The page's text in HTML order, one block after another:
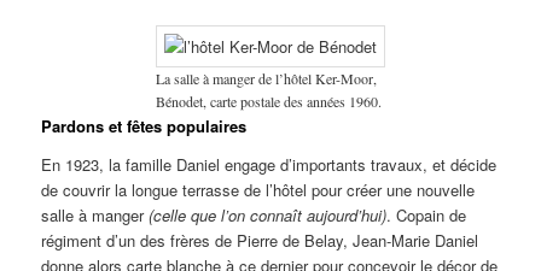
La salle à manger de l’hôtel Ker-Moor,
Bénodet, carte postale des années 1960.
Pardons et fêtes populaires
En 1923, la famille Daniel engage d’importants travaux, et décide
de couvrir la longue terrasse de l’hôtel pour créer une nouvelle
salle à manger(celle que l’on connaît aujourd’hui). Copain de
régiment d’un des frères de Pierre de Belay, Jean-Marie Daniel
donne alors carte blanche à ce dernier pour concevoir le décor de